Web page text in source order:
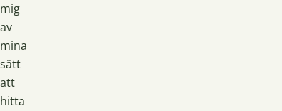
mig
av
mina
sätt
att
hitta